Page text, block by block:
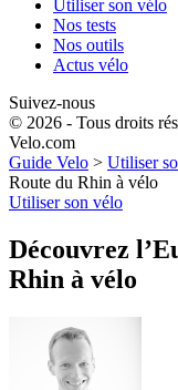
Utiliser son vélo
Nos tests
Nos outils
Actus vélo
Suivez-nous
© 2026 - Tous droits
Velo.com
Guide Velo > Utiliser
Route du Rhin à vélo
Utiliser son vélo
Découvrez
Rhin à vélo